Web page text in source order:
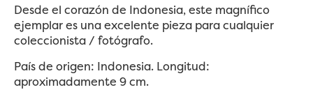
Desde el corazón de Indonesia, este magnífico
ejemplar es una excelente pieza para cualquier
coleccionista / fotógrafo.
País de origen: Indonesia. Longitud:
aproximadamente 9 cm.